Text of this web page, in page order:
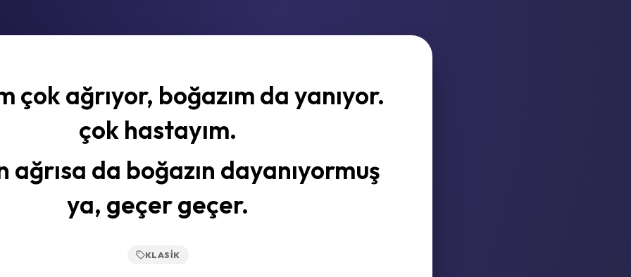
çok ağrıyor, boğazım da yanıyor.
çok hastayım.
ağrısa da boğazın dayanıyormuş
ya, geçer geçer.
KLASIK